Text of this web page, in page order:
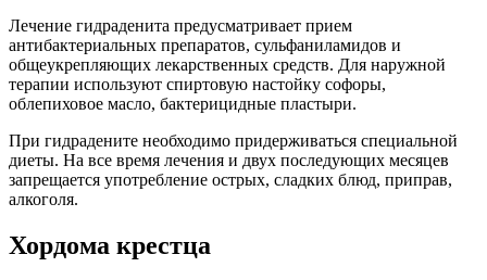
Лечение гидраденита предусматривает прием
антибактериальных препаратов, сульфаниламидов и
общеукрепляющих лекарственных средств. Для наружной
терапии используют спиртовую настойку софоры,
облепиховое масло, бактерицидные пластыри.
При гидрадените необходимо придерживаться специальной
диеты. На все время лечения и двух последующих месяцев
запрещается употребление острых, сладких блюд, приправ,
алкоголя.
Хордома крестца